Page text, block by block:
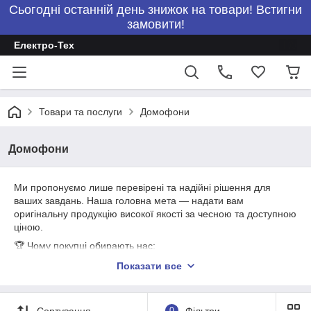
Сьогодні останній день знижок на товари! Встигни
замовити!
Електро-Тех
Товари та послуги Домофони
Домофони
Ми пропонуємо лише перевірені та надійні рішення для
ваших завдань. Наша головна мета — надати вам
оригінальну продукцію високої якості за чесною та доступною
ціною.
🏆 Чому покупці обирають нас:
Ціни з перших рук. За даними видами товарів наша компанія
ви не оплачуєте приховані націнки.
Показати все